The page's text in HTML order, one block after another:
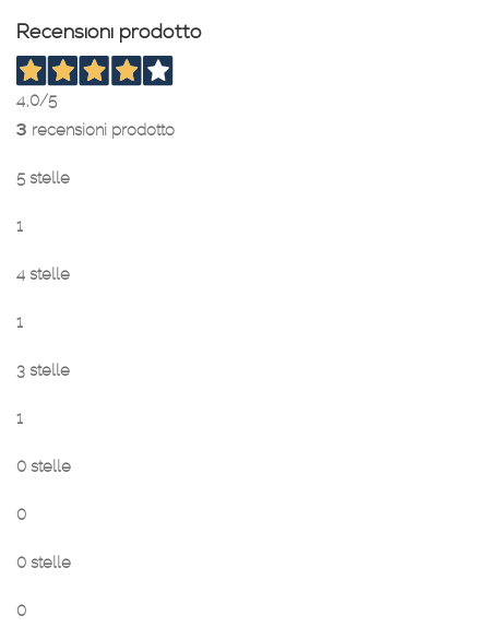
Recensioni prodotto
4,0/5
3 recensioni prodotto
5 stelle
1
4 stelle
1
3 stelle
1
0 stelle
0
0 stelle
0